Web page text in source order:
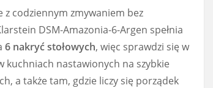
z codziennym zmywaniem bez
DSM-Amazonia-6-Argen spełnia
6 nakryć stołowych, więc sprawdzi się w
nastawionych na szybkie
a także tam, gdzie liczy się porządek